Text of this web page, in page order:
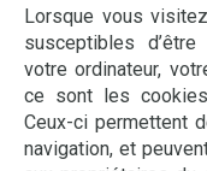
Lorsque vous
susceptibles
votre ordinateur,
ce sont les
Ceux-ci permettent
navigation, et